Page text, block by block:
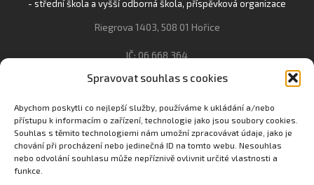
Spravovat souhlas s cookies
Abychom poskytli co nejlepší služby, používáme k ukládání a/nebo
přístupu k informacím o zařízení, technologie jako jsou soubory cookies.
Souhlas s těmito technologiemi nám umožní zpracovávat údaje, jako je
chování při procházení nebo jedinečná ID na tomto webu. Nesouhlas
nebo odvolání souhlasu může nepříznivě ovlivnit určité vlastnosti a
funkce.
- střední škola a vyšší odborná škola, příspěvková organizace
Riegrova 1403, 508 01 Hořice
IČ: 06 668 364
493 623 021, 493 623 022
info@gozhorice.cz
www.zaghorice.cz
Pověřenec pro ochranu osobních údajů:
Innovation One s.r.o. IČO: 04734807 Březenecká 4808 430 04